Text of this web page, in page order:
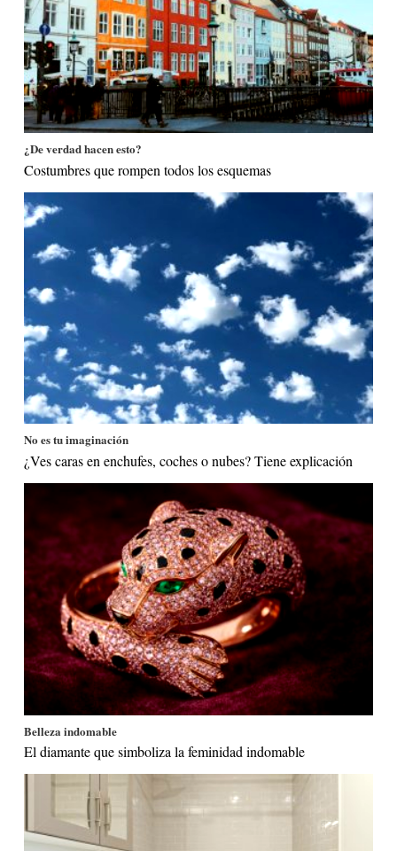
¿De verdad hacen esto?
Costumbres que rompen todos los esquemas
No es tu imaginación
¿Ves caras en enchufes, coches o nubes? Tiene explicación
Belleza indomable
El diamante que simboliza la feminidad indomable